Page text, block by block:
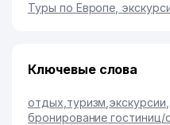
Туры по Европе,
Ключевые слова
отдых туризм экскурсии
бронирование гостиниц/